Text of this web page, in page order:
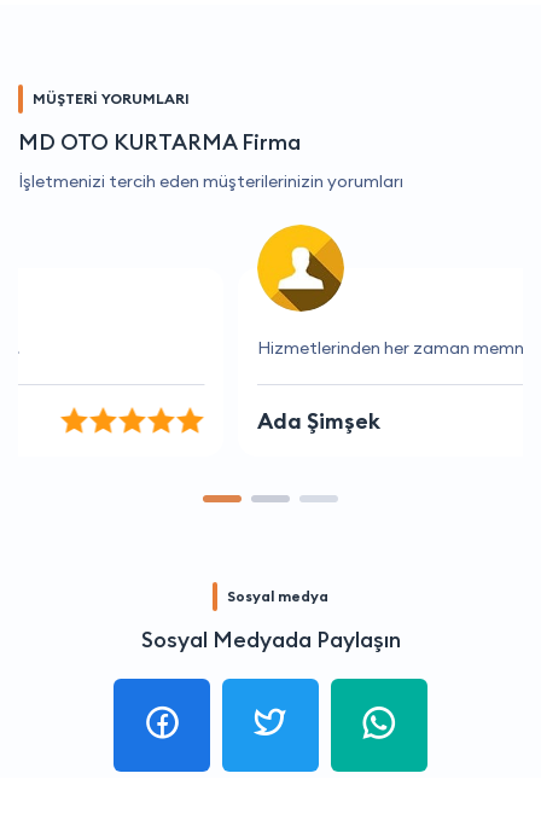
MÜŞTERİ YORUMLARI
MD OTO KURTARMA Firma
İşletmenizi tercih eden müşterilerinizin yorumları
Hizmetlerinden her zaman memnun kalıyorum.
Ada Şimşek
Sosyal medya
Sosyal Medyada Paylaşın